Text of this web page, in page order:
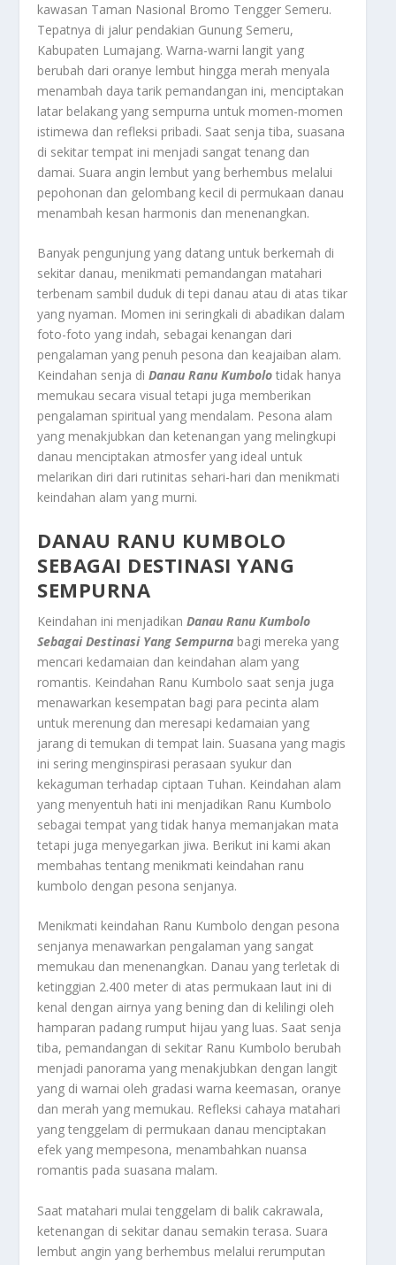
kawasan Taman Nasional Bromo Tengger Semeru.
Tepatnya di jalur pendakian Gunung Semeru,
Kabupaten Lumajang. Warna-warni langit yang
berubah dari oranye lembut hingga merah menyala
menambah daya tarik pemandangan ini, menciptakan
latar belakang yang sempurna untuk momen-momen
istimewa dan refleksi pribadi. Saat senja tiba, suasana
di sekitar tempat ini menjadi sangat tenang dan
damai. Suara angin lembut yang berhembus melalui
pepohonan dan gelombang kecil di permukaan danau
menambah kesan harmonis dan menenangkan.
Banyak pengunjung yang datang untuk berkemah di
sekitar danau, menikmati pemandangan matahari
terbenam sambil duduk di tepi danau atau di atas tikar
yang nyaman. Momen ini seringkali di abadikan dalam
foto-foto yang indah, sebagai kenangan dari
pengalaman yang penuh pesona dan keajaiban alam.
Keindahan senja diDanau Ranu Kumbolo tidak hanya
memukau secara visual tetapi juga memberikan
pengalaman spiritual yang mendalam. Pesona alam
yang menakjubkan dan ketenangan yang melingkupi
danau menciptakan atmosfer yang ideal untuk
melarikan diri dari rutinitas sehari-hari dan menikmati
keindahan alam yang murni.
DANAU RANU KUMBOLO
SEBAGAI DESTINASI YANG
SEMPURNA
Keindahan ini menjadikanDanau Ranu Kumbolo
Sebagai Destinasi Yang Sempurna bagi mereka yang
mencari kedamaian dan keindahan alam yang
romantis. Keindahan Ranu Kumbolo saat senja juga
menawarkan kesempatan bagi para pecinta alam
untuk merenung dan meresapi kedamaian yang
jarang di temukan di tempat lain. Suasana yang magis
ini sering menginspirasi perasaan syukur dan
kekaguman terhadap ciptaan Tuhan. Keindahan alam
yang menyentuh hati ini menjadikan Ranu Kumbolo
sebagai tempat yang tidak hanya memanjakan mata
tetapi juga menyegarkan jiwa. Berikut ini kami akan
membahas tentang menikmati keindahan ranu
kumbolo dengan pesona senjanya.
Menikmati keindahan Ranu Kumbolo dengan pesona
senjanya menawarkan pengalaman yang sangat
memukau dan menenangkan. Danau yang terletak di
ketinggian 2.400 meter di atas permukaan laut ini di
kenal dengan airnya yang bening dan di kelilingi oleh
hamparan padang rumput hijau yang luas. Saat senja
tiba, pemandangan di sekitar Ranu Kumbolo berubah
menjadi panorama yang menakjubkan dengan langit
yang di warnai oleh gradasi warna keemasan, oranye
dan merah yang memukau. Refleksi cahaya matahari
yang tenggelam di permukaan danau menciptakan
efek yang mempesona, menambahkan nuansa
romantis pada suasana malam.
Saat matahari mulai tenggelam di balik cakrawala,
ketenangan di sekitar danau semakin terasa. Suara
lembut angin yang berhembus melalui rerumputan